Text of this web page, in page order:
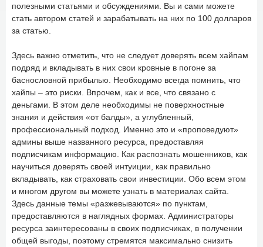
полезными статьями и обсуждениями. Вы и сами можете
стать автором статей и зарабатывать на них по 100 долларов
за статью.
Здесь важно отметить, что не следует доверять всем хайпам
подряд и вкладывать в них свои кровные в погоне за
баснословной прибылью. Необходимо всегда помнить, что
хайпы – это риски. Впрочем, как и все, что связано с
деньгами. В этом деле необходимы не поверхностные
знания и действия «от балды», а углубленный,
профессиональный подход. Именно это и «проповедуют»
админы выше названного ресурса, предоставляя
подписчикам информацию. Как распознать мошенников, как
научиться доверять своей интуиции, как правильно
вкладывать, как страховать свои инвестиции. Обо всем этом
и многом другом вы можете узнать в материалах сайта.
Здесь данные темы «разжевываются» по пунктам,
предоставляются в наглядных формах. Администраторы
ресурса заинтересованы в своих подписчиках, в получении
общей выгоды, поэтому стремятся максимально снизить